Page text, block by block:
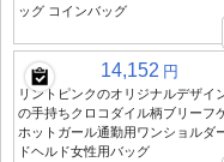
ッグ コインバッグ
14,152 円
リントピンクのオリジナルデザイ
の手持ちクロコダイル柄ブリーフ
ホットガール通勤用ワンショルダ
ドヘルド女性用バッグ